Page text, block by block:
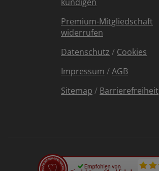
Premium-Mitgliedschaft
widerrufen
Datenschutz / Cookies
Impressum /AGB
Sitemap / Barrierefreiheit